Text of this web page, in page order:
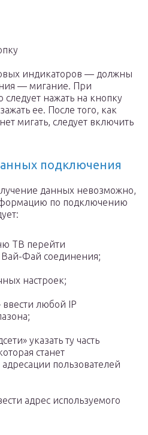
индикаторов — должны
— мигание. При
следует нажать на кнопку
ее. После того, как
мигать, следует включить
подключения
данных невозможно,
по подключению
ТВ перейти
Вай-Фай соединения;
настроек;
ввести любой IP
указать ту часть
станет
адресации пользователей
адрес используемого